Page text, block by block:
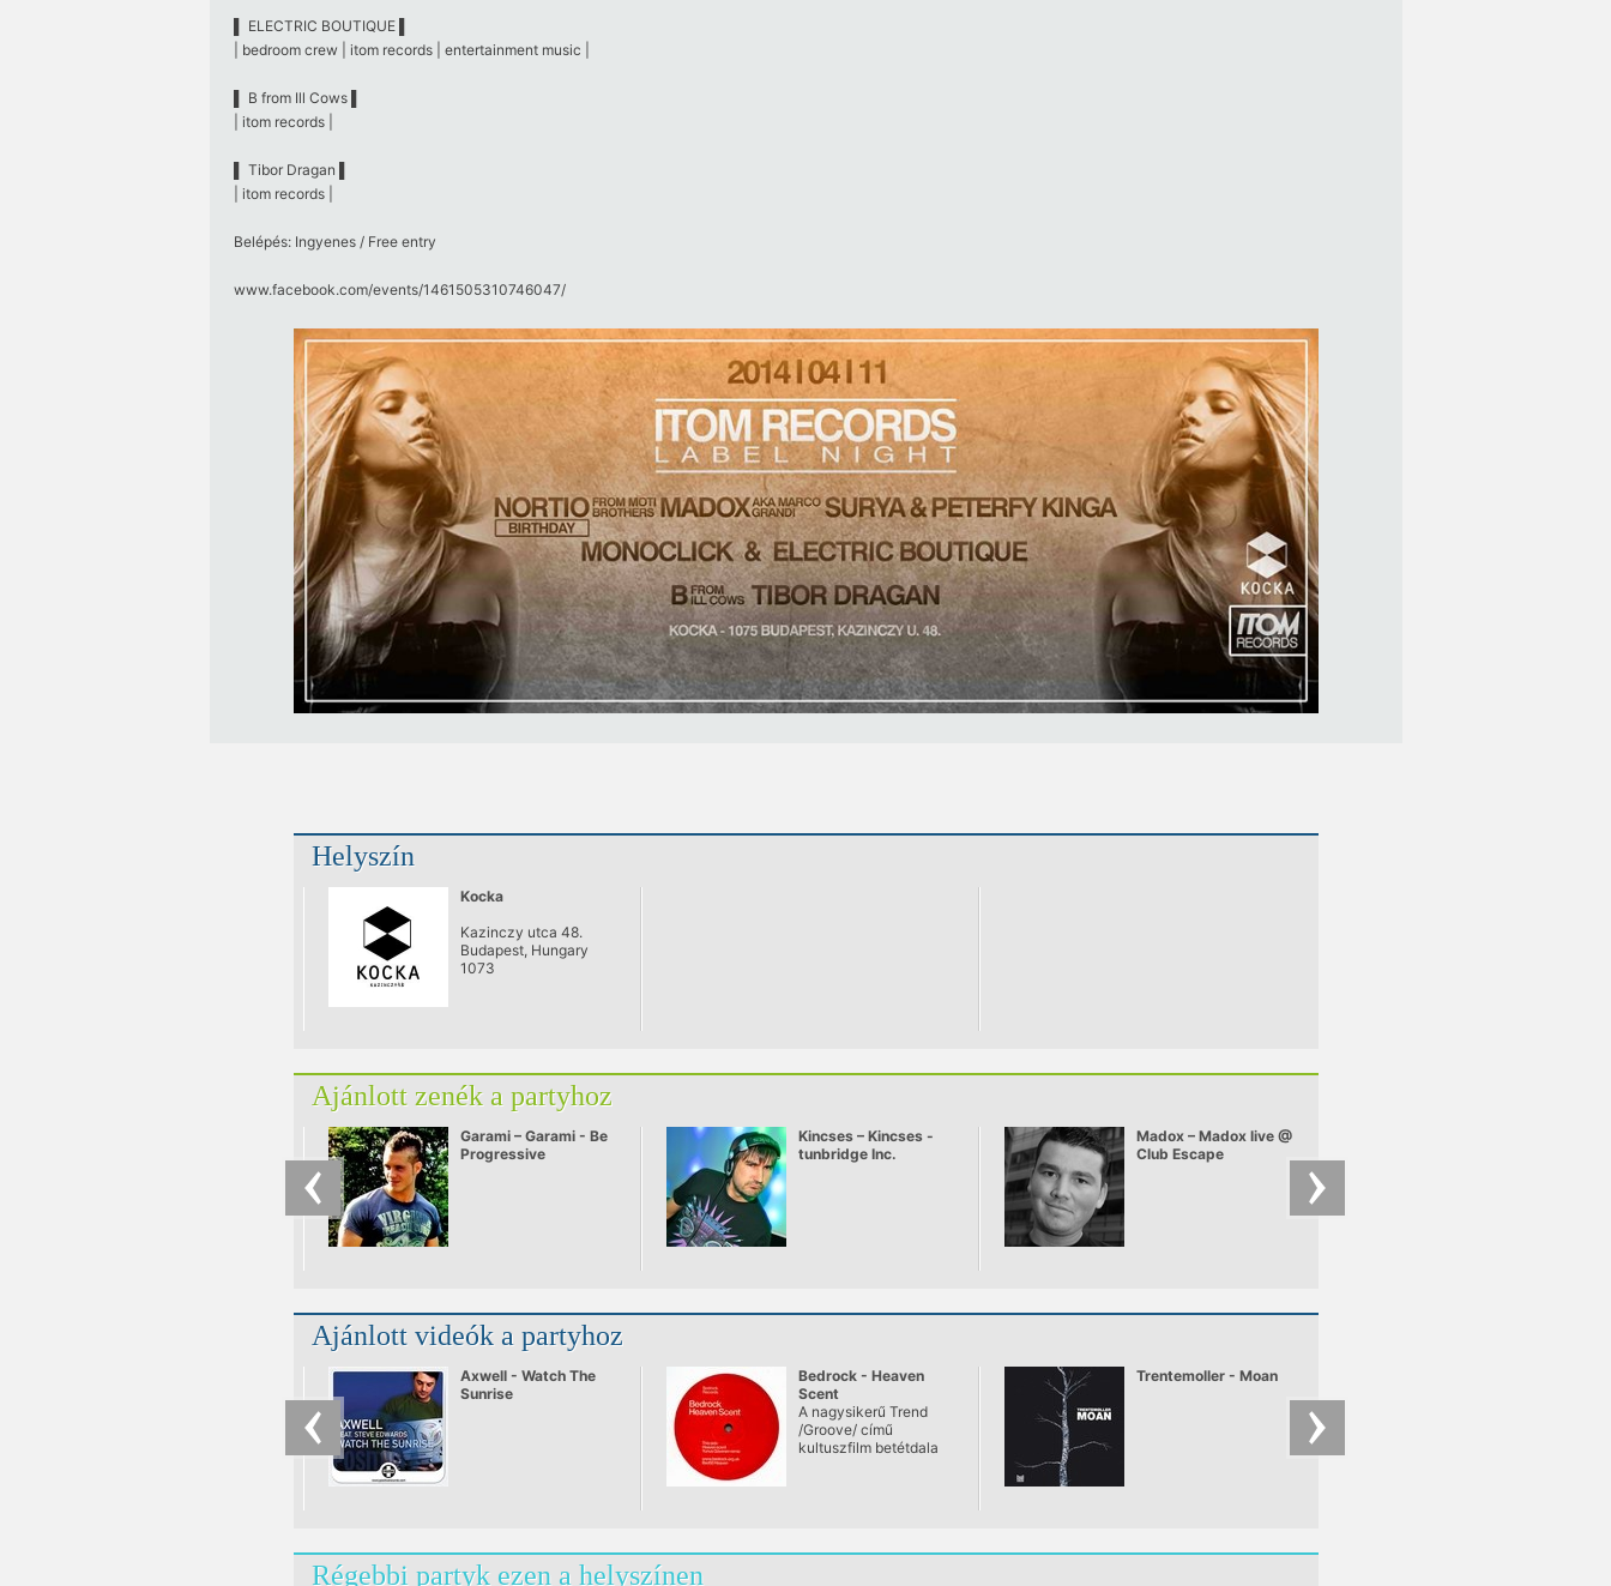
▌ ELECTRIC BOUTIQUE ▌
| bedroom crew | itom records | entertainment music |
▌ B from Ill Cows ▌
| itom records |
▌ Tibor Dragan ▌
| itom records |
Belépés: Ingyenes / Free entry
www.facebook.com/​events/​1461505310746047/​
Helyszín
Kocka
Kazinczy utca 48.
Budapest, Hungary
1073
Ajánlott zenék a partyhoz
Garami – Garami - Be
Progressive
Kincses – Kincses -
tunbridge Inc.
Madox – Madox live @
Club Escape
Ajánlott videók a partyhoz
Axwell - Watch The
Sunrise
Bedrock - Heaven
Scent
A nagysikerű Trend
/Groove/ című
kultuszfilm betétdala
Trentemoller - Moan
Régebbi partyk ezen a helyszínen